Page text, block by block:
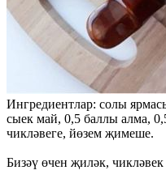
Ингредиентлар: солы
сыек май, 0,5 баллы алма,
чикләвеге, йөзем җимеше.
Бизәү өчен җиләк,